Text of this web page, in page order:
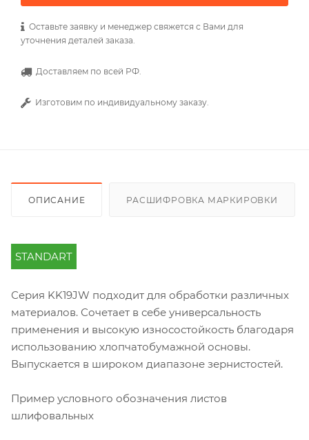
Оставьте заявку и менеджер свяжется с Вами для
уточнения деталей заказа.
Доставляем по всей РФ.
Изготовим по индивидуальному заказу.
ОПИСАНИЕ РАСШИФРОВКА МАРКИРОВКИ
STANDART
Серия KK19JW подходит для обработки различных
материалов. Сочетает в себе универсальность
применения и высокую износостойкость благодаря
использованию хлопчатобумажной основы.
Выпускается в широком диапазоне зернистостей.
Пример условного обозначения листов
шлифовальных